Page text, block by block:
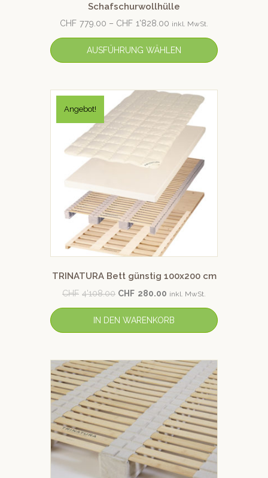
Schafschurwollhülle
CHF 779.00 – CHF 1'828.00 inkl. MwSt.
AUSFÜHRUNG WÄHLEN
Angebot!
TRINATURA Bett günstig 100x200 cm
CHF 4'108.00 CHF 280.00 inkl. MwSt.
IN DEN WARENKORB